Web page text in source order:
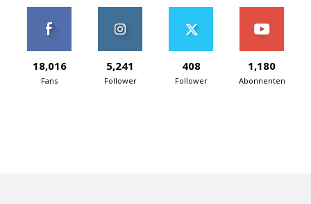
18,016
Fans
5,241
Follower
408
Follower
1,180
Abonnenten